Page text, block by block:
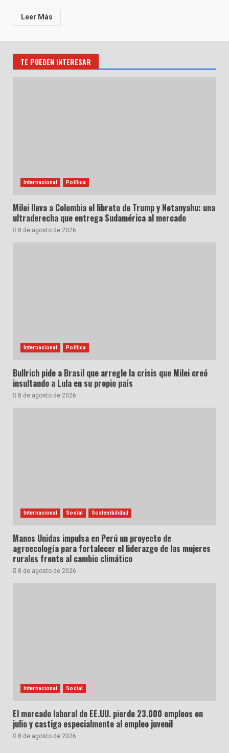
Leer Más
TE PUEDEN INTERESAR
Internacional Política
Milei lleva a Colombia el libreto de Trump y Netanyahu: una
ultraderecha que entrega Sudamérica al mercado
8 de agosto de 2026
Internacional Política
Bullrich pide a Brasil que arregle la crisis que Milei creó
insultando a Lula en su propio país
8 de agosto de 2026
Internacional Social Sostenibilidad
Manos Unidas impulsa en Perú un proyecto de
agroecología para fortalecer el liderazgo de las mujeres
rurales frente al cambio climático
8 de agosto de 2026
Internacional Social
El mercado laboral de EE.UU. pierde 23.000 empleos en
julio y castiga especialmente al empleo juvenil
8 de agosto de 2026